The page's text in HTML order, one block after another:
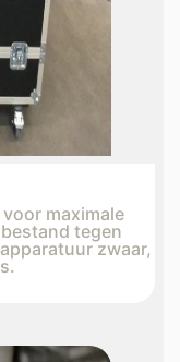
maximale
tegen
zwaar,